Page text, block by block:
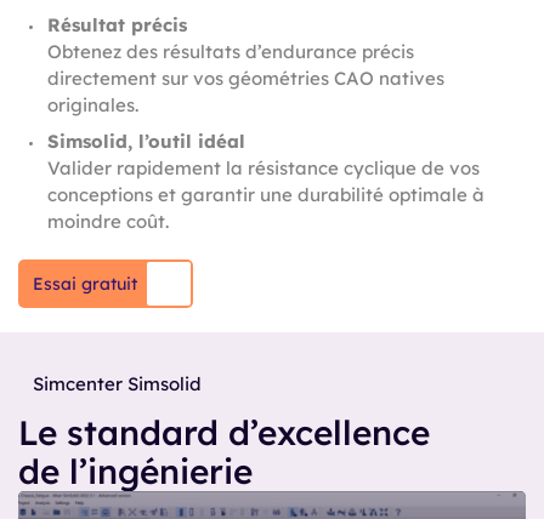
Résultat précis
Obtenez des résultats d’endurance précis
directement sur vos géométries CAO natives
originales.
Simsolid, l’outil idéal
Valider rapidement la résistance cyclique de vos
conceptions et garantir une durabilité optimale à
moindre coût.
Essai gratuit
Simcenter Simsolid
Le standard d’excellence
de l’ingénierie